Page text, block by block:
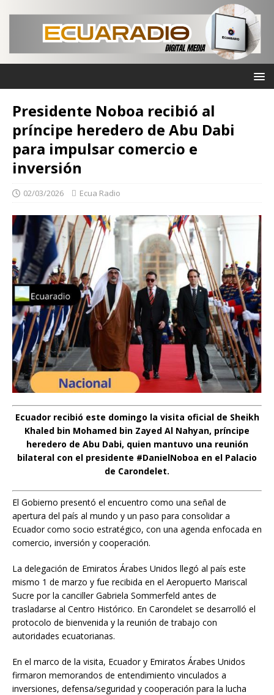
Presidente Noboa recibió al
príncipe heredero de Abu Dabi
para impulsar comercio e
inversión
02/03/2026 Ecua Radio
Ecuador recibió este domingo la visita oficial de Sheikh
Khaled bin Mohamed bin Zayed Al Nahyan, príncipe
heredero de Abu Dabi, quien mantuvo una reunión
bilateral con el presidente #DanielNoboa en el Palacio
de Carondelet.
El Gobierno presentó el encuentro como una señal de
apertura del país al mundo y un paso para consolidar a
Ecuador como socio estratégico, con una agenda enfocada en
comercio, inversión y cooperación.
La delegación de Emiratos Árabes Unidos llegó al país este
mismo 1 de marzo y fue recibida en el Aeropuerto Mariscal
Sucre por la canciller Gabriela Sommerfeld antes de
trasladarse al Centro Histórico. En Carondelet se desarrolló el
protocolo de bienvenida y la reunión de trabajo con
autoridades ecuatorianas.
En el marco de la visita, Ecuador y Emiratos Árabes Unidos
firmaron memorandos de entendimiento vinculados a
inversiones, defensa/seguridad y cooperación para la lucha